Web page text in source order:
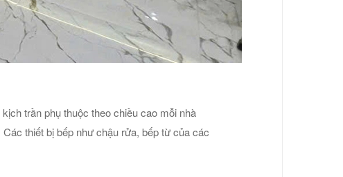
trần phụ thuộc theo chiều cao mỗi nhà
thiết bị bếp như chậu rửa, bếp từ của các